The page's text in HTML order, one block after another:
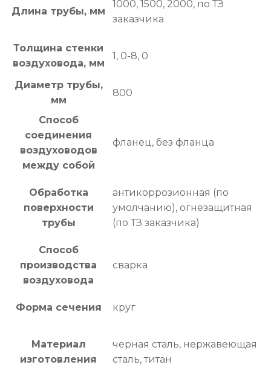
Длина трубы, мм
1000, 1500, 2000, по ТЗ
заказчика
Толщина стенки
воздуховода, мм
1, 0-8, 0
Диаметр трубы,
мм
800
Способ
соединения
воздуховодов
между собой
фланец, без фланца
Обработка
поверхности
трубы
антикоррозионная (по
умолчанию), огнезащитная
(по ТЗ заказчика)
Способ
производства
воздуховода
сварка
Форма сечения круг
Материал
изготовления
черная сталь, нержавеющая
сталь, титан